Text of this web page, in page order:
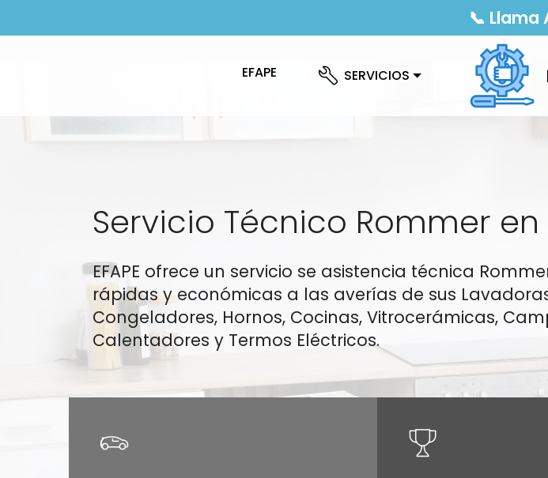
📞 Llama
EFAPE SERVICIOS
Servicio Técnico Rommer en
EFAPE ofrece un servicio se asistencia técnica
rápidas y económicas a las averías de sus
Congeladores, Hornos, Cocinas, Vitrocerámicas,
Calentadores y Termos Eléctricos.